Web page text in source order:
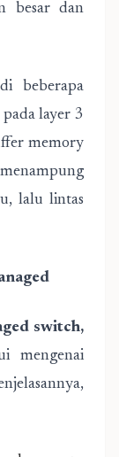
besar dan
beberapa
layer 3
memory
lalu lintas
switch,
mengenai